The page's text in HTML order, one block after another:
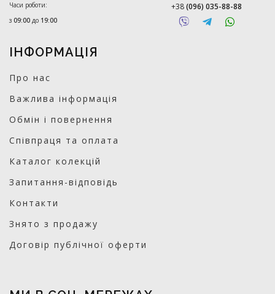
Часи роботи:
з 09:00 до 19:00
+38(096) 035-88-88
ІНФОРМАЦІЯ
Про нас
Важлива інформація
Обмін і повернення
Співпраця та оплата
Каталог колекцій
Запитання-відповідь
Контакти
Знято з продажу
Договір публічної оферти